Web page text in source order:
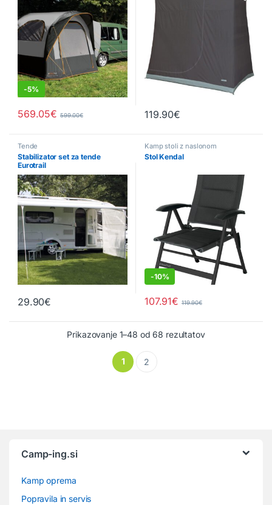
-5%
569.05€ 599.00€ 119.90€
Tende
Stabilizator set za tende
Eurotrail
29.90€
Kamp stoli z naslonom
Stol Kendal
-10%
107.91€ 119.90€
Prikazovanje 1–48 od 68 rezultatov
1 2
Camp-ing.si
Kamp oprema
Popravila in servis